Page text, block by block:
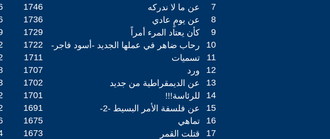
1746 عن ما لا ندركه
7
1736 عن يومٍ عادي
8
1729 كأن يعتاد المرء أمراً
9
1722 رحاب ضاهر في عملها الجديد -أسود فاجر-
10
1711 تسميات
11
1707 ورد
12
1702 عن الديمقراطية من جديد
13
1701 للرئاسة!!!
14
1691 عن فلسفة الأمر البسيط -2-
15
1675 تماهي
16
1673 قتلت القمر
17